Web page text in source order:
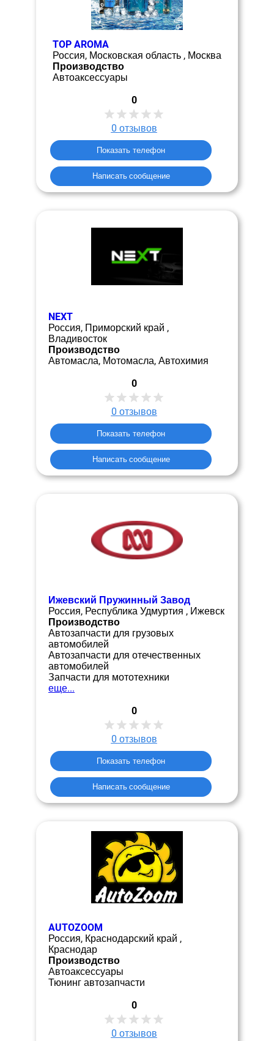
TOP AROMA
Россия, Московская область , Москва
Производство
Автоаксессуары
0
0 отзывов
Показать телефон
Написать сообщение
NEXT
Россия, Приморский край ,
Владивосток
Производство
Автомасла, Мотомасла, Автохимия
0
0 отзывов
Показать телефон
Написать сообщение
Ижевский Пружинный Завод
Россия, Республика Удмуртия , Ижевск
Производство
Автозапчасти для грузовых
автомобилей
Автозапчасти для отечественных
автомобилей
Запчасти для мототехники
еще...
0
0 отзывов
Показать телефон
Написать сообщение
AUTOZOOM
Россия, Краснодарский край ,
Краснодар
Производство
Автоаксессуары
Тюнинг автозапчасти
0
0 отзывов